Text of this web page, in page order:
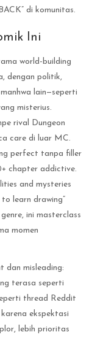
di komunitas.
Ini
world-building
dengan politik,
lain—seperti
misterius.
rival Dungeon
care di luar MC.
perfect tanpa filler
chapter addictive.
and mysteries
learn drawing”
ini masterclass
momen
dan misleading:
terasa seperti
thread Reddit
ekspektasi
lebih prioritas